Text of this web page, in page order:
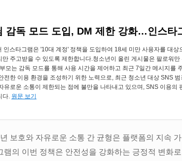
감독 모드 도입, DM 제한 강화…인스타
인스타그램은 '10대 계정' 정책을 도입하여 18세 미만 사용자를 대
만 주고받을 수 있도록 제한합니다.청소년이 올린 게시물은 팔로워
모는 감독 모드를 통해 사용 시간을 제어하고 최근 7일간 메시지를
전한 이용 환경을 조성하기 위한 노력으로, 최근 청소년 대상 SNS
유로운 소통이 제한되는 점에 불만을 나타내고 있으며, SNS 이용의
다. 원문 보기
보호와 자유로운 소통 간 균형은 플랫폼의 지속
램의 이번 정책은 안전성을 강화하는 긍정적 변화